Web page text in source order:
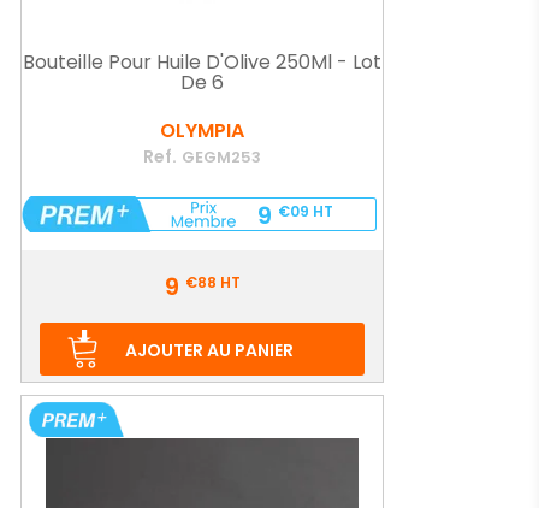
Bouteille Pour Huile D'Olive 250Ml - Lot
De 6
OLYMPIA
Ref. GEGM253
9 €09 HT
9 €88 HT
AJOUTER AU PANIER